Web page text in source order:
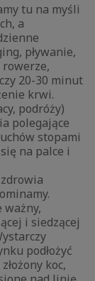
tu na myśli
a
pływanie,
20-30 minut
krwi.
podróży)
polegające
stopami
na palce i
ważny,
i siedzącej
podłożyć
koc,